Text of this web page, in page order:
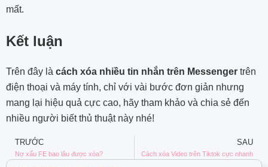
mất.
Kết luận
Trên đây là cách xóa nhiều tin nhắn trên Messenger trên
điện thoại và máy tính, chỉ với vài bước đơn giản nhưng
mang lại hiệu quả cực cao, hãy tham khảo và chia sẻ đến
nhiều người biết thủ thuật này nhé!
TRƯỚC
Nợ xấu FE bao lâu được xóa?
SAU
Cách xóa Video trên Tiktok cực nhanh